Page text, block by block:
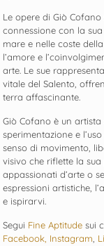
Le opere di Giò
connessione con la
mare e nelle coste
l’amore e
arte. Le sue
vitale del Salento,
terra affascinante.
Giò Cofano è un
sperimentazione e
senso di movimento,
visivo che riflette la
appassionati d’arte o
espressioni artistiche,
e ispirarvi.
Segui Fine Aptitude sui
Facebook, Instagram